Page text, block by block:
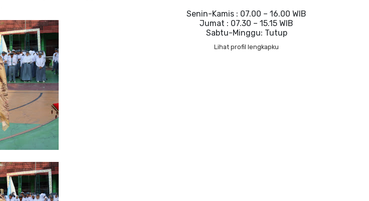
Senin-Kamis : 07.00 – 16.00 WIB
Jumat : 07.30 – 15.15 WIB
Sabtu-Minggu: Tutup
Lihat profil lengkapku